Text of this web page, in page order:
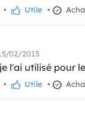
• Utile •
02/2015
l'ai utilisé pour
• Utile •